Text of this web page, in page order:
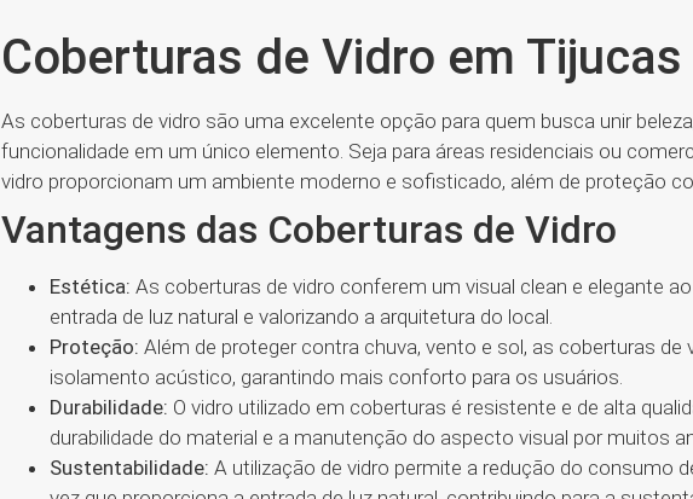
Coberturas de Vidro em Tijucas
As coberturas de vidro são uma excelente opção para quem busca unir
funcionalidade em um único elemento. Seja para áreas residenciais ou
vidro proporcionam um ambiente moderno e sofisticado, além de proteção
Vantagens das Coberturas de Vidro
Estética: As coberturas de vidro conferem um visual clean e elegante
entrada de luz natural e valorizando a arquitetura do local.
Proteção: Além de proteger contra chuva, vento e sol, as coberturas
isolamento acústico, garantindo mais conforto para os usuários.
Durabilidade: O vidro utilizado em coberturas é resistente e de alta
durabilidade do material e a manutenção do aspecto visual por muitos
Sustentabilidade: A utilização de vidro permite a redução do consumo